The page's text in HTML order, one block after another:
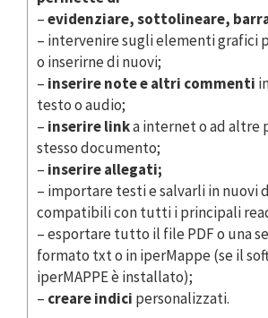
–evidenziare, sottolineare,
– intervenire sugli elementi grafici
o inserirne di nuovi;
– inserire note e altri commenti
testo o audio;
– inserire linka internet o ad altre
stesso documento;
– inserire allegati;
– importare testi e salvarli in nuovi
compatibili con tutti i principali
– esportare tutto il file PDF o una
formato txt o in iperMappe (se il
iperMAPPE è installato);
– creare indici personalizzati.